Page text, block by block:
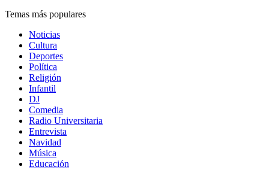
Temas más populares
Noticias
Cultura
Deportes
Política
Religión
Infantil
DJ
Comedia
Radio Universitaria
Entrevista
Navidad
Música
Educación